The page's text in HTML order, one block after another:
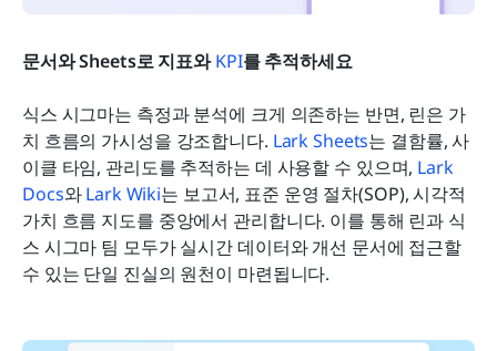
문서와 Sheets로 지표와 KPI를 추적하세요
식스 시그마는 측정과 분석에 크게 의존하는 반면, 린은 가
치 흐름의 가시성을 강조합니다. Lark Sheets는 결함률, 사
이클 타임, 관리도를 추적하는 데 사용할 수 있으며, Lark
Docs와 Lark Wiki는 보고서, 표준 운영 절차(SOP), 시각적
가치 흐름 지도를 중앙에서 관리합니다. 이를 통해 린과 식
스 시그마 팀 모두가 실시간 데이터와 개선 문서에 접근할
수 있는 단일 진실의 원천이 마련됩니다.